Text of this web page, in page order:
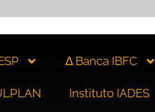
∆ Banca IBFC
Instituto IADES